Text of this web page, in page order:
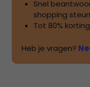
Snel
shopping steun
Tot 80%
Heb je vragen?